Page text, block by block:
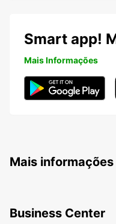
Smart app!
Mais Informações
Mais informações
Business Center